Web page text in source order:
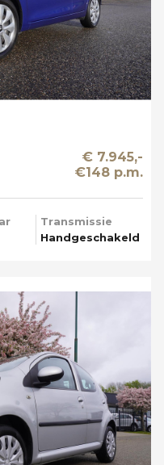
€ 7.945,-
€148 p.m.
Transmissie
Handgeschakeld